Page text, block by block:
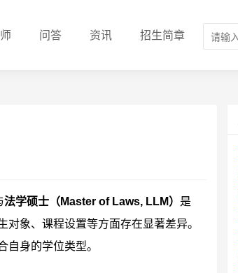
问答 资讯 招生简章
法学硕士（Master of Laws, LLM） 是
象、课程设置等方面存在显著差异。
身的学位类型。